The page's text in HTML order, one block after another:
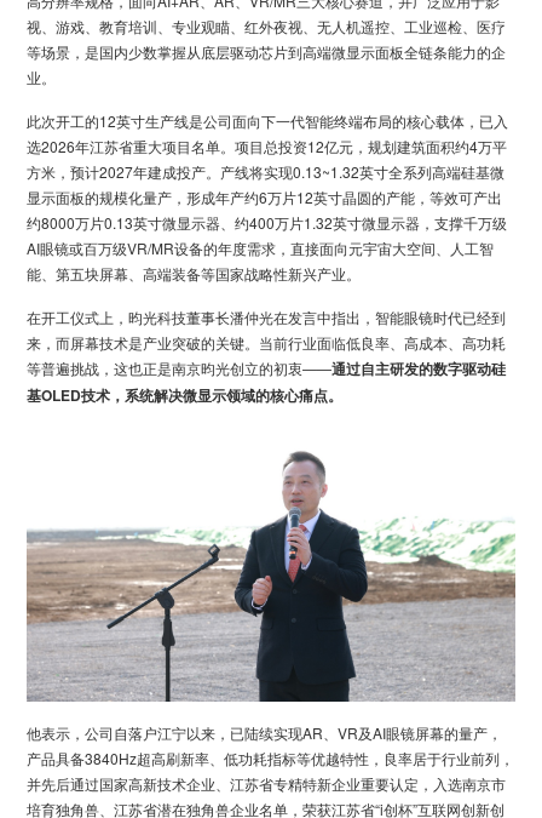
视、游戏、教育培训、专业观瞄、红外夜视、无人机遥控、工业巡检、医疗
等场景，是国内少数掌握从底层驱动芯片到高端微显示面板全链条能力的企
业。
此次开工的12英寸生产线是公司面向下一代智能终端布局的核心载体，已入
选2026年江苏省重大项目名单。项目总投资12亿元，规划建筑面积约4万平
方米，预计2027年建成投产。产线将实现0.13~1.32英寸全系列高端硅基微
显示面板的规模化量产，形成年产约6万片12英寸晶圆的产能，等效可产出
约8000万片0.13英寸微显示器、约400万片1.32英寸微显示器，支撑千万级
AI眼镜或百万级VR/MR设备的年度需求，直接面向元宇宙大空间、人工智
能、第五块屏幕、高端装备等国家战略性新兴产业。
在开工仪式上，昀光科技董事长潘仲光在发言中指出，智能眼镜时代已经到
来，而屏幕技术是产业突破的关键。当前行业面临低良率、高成本、高功耗
等普遍挑战，这也正是南京昀光创立的初衷——通过自主研发的数字驱动硅
基OLED技术，系统解决微显示领域的核心痛点。
他表示，公司自落户江宁以来，已陆续实现AR、VR及AI眼镜屏幕的量产，
产品具备3840Hz超高刷新率、低功耗指标等优越特性，良率居于行业前列，
并先后通过国家高新技术企业、江苏省专精特新企业重要认定，入选南京市
培育独角兽、江苏省潜在独角兽企业名单，荣获江苏省“i创杯”互联网创新创